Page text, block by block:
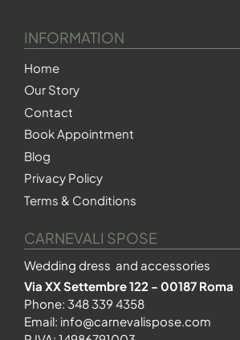
INFORMATION
Home
Our Story
Contact
Book Appointment
Blog
Privacy Policy
Terms & Conditions
CARNEVALI SPOSE
Wedding dress and accessories
Via XX Settembre 122 - 00187 Roma
Phone: 348 339 4358
Email: info@carnevalispose.com